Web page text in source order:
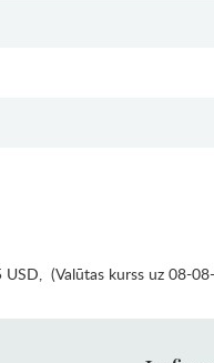
USD, (Valūtas kurss uz 08-